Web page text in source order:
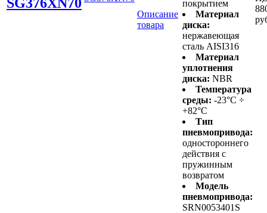
Описание
товара
покрытием
Материал
диска:
нержавеющая
сталь AISI316
Материал
уплотнения
диска: NBR
Температура
среды: -23°C ÷
+82°C
Тип
пневмопривода:
одностороннего
действия с
пружинным
возвратом
Модель
пневмопривода:
SRN0053401S